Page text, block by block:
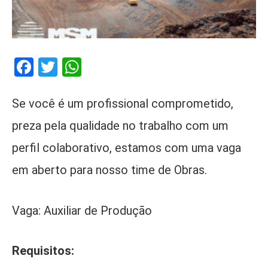
Facebook
Twitter
Se você é um profissional comprometido,
preza pela qualidade no trabalho com um
perfil colaborativo, estamos com uma vaga
em aberto para nosso time de Obras.
Vaga: Auxiliar de Produção
Requisitos: